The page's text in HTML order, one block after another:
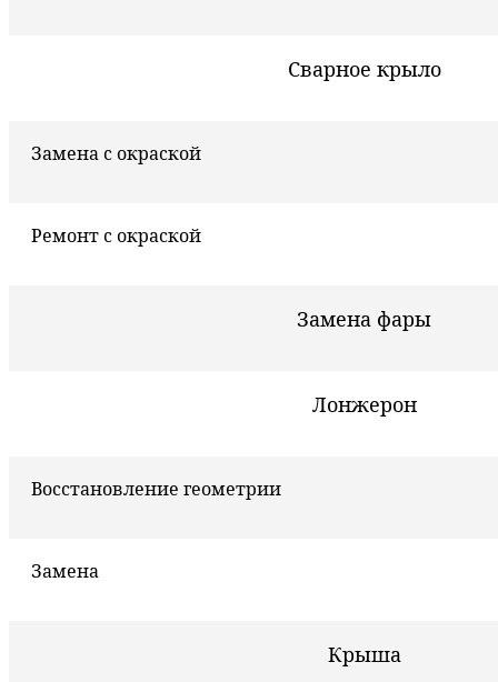
Сварное крыло
Замена с окраской
Ремонт с окраской
Замена фары
Лонжерон
Восстановление геометрии
Замена
Крыша